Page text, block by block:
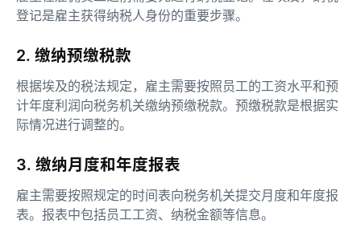
登记是雇主获得纳税人身份的重要步骤。
2. 缴纳预缴税款
根据埃及的税法规定，雇主需要按照员工的工资水平和预
计年度利润向税务机关缴纳预缴税款。预缴税款是根据实
际情况进行调整的。
3. 缴纳月度和年度报表
雇主需要按照规定的时间表向税务机关提交月度和年度报
表。报表中包括员工工资、纳税金额等信息。